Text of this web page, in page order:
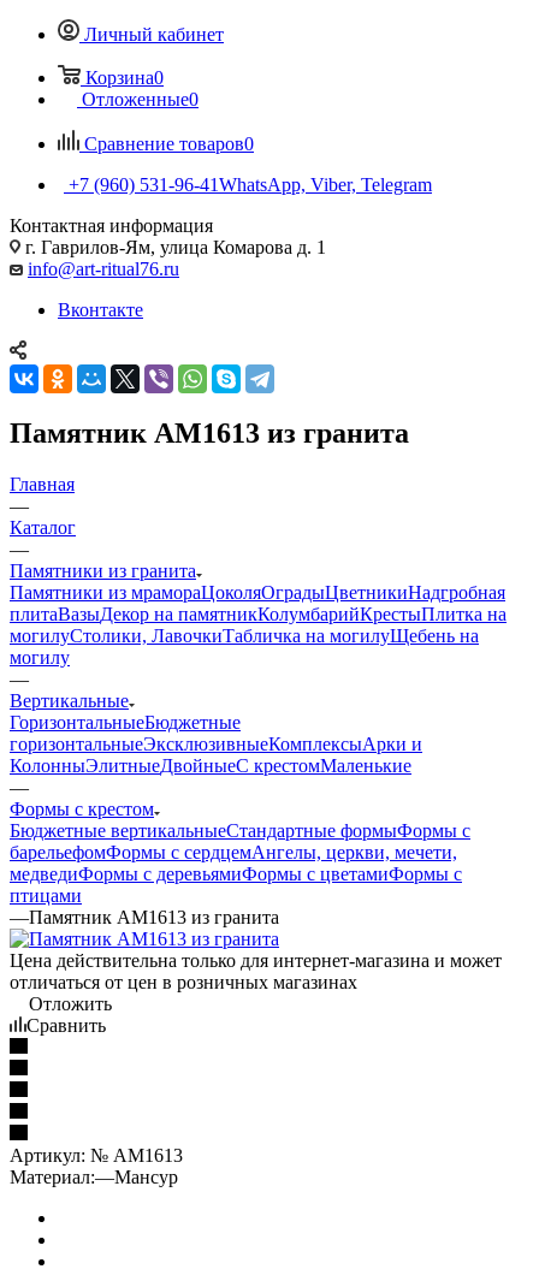
Личный кабинет
Корзина0
Отложенные0
Сравнение товаров0
+7 (960) 531-96-41WhatsApp, Viber, Telegram
Контактная информация
г. Гаврилов-Ям, улица Комарова д. 1
info@art-ritual76.ru
Вконтакте
Памятник AM1613 из гранита
Главная
—
Каталог
—
Памятники из гранита
Памятники из мрамораЦоколяОградыЦветникиНадгробная
плитаВазыДекор на памятникКолумбарийКрестыПлитка на
могилуСтолики, ЛавочкиТабличка на могилуЩебень на
могилу
—
Вертикальные
ГоризонтальныеБюджетные
горизонтальныеЭксклюзивныеКомплексыАрки и
КолонныЭлитныеДвойныеС крестомМаленькие
—
Формы с крестом
Бюджетные вертикальныеСтандартные формыФормы с
барельефомФормы с сердцемАнгелы, церкви, мечети,
медведиФормы с деревьямиФормы с цветамиФормы с
птицами
—Памятник AM1613 из гранита
Цена действительна только для интернет-магазина и может
отличаться от цен в розничных магазинах
Отложить
Сравнить
Артикул: № AM1613
Материал:—Мансур